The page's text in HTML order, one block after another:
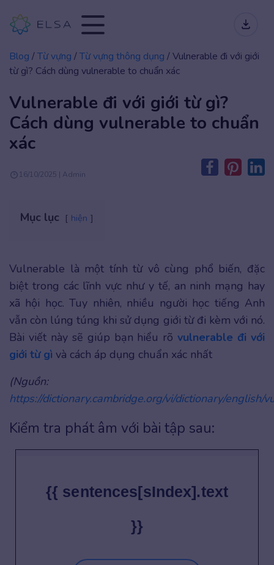
Blog /Từ vựng /Từ vựng thông dụng /Vulnerable đi với giới
từ gì? Cách dùng vulnerable to chuẩn xác
Vulnerable đi với giới từ gì?
Cách dùng vulnerable to chuẩn
xác
16/10/2025 | Admin
Mục lục hiện
Vulnerable là một tính từ vô cùng phổ biến, đặc
biệt trong các lĩnh vực như y tế, an ninh mạng hay
xã hội học. Tuy nhiên, nhiều người học tiếng Anh
vẫn còn lúng túng khi sử dụng giới từ đi kèm với nó.
Bài viết này sẽ giúp bạn hiểu rõvulnerable đi với
giới từ gì và cách áp dụng chuẩn xác nhất
(Nguồn:
https://dictionary.cambridge.org/vi/dictionary/english/
Kiểm tra phát âm với bài tập sau:
{{ sentences[sIndex].text
}}